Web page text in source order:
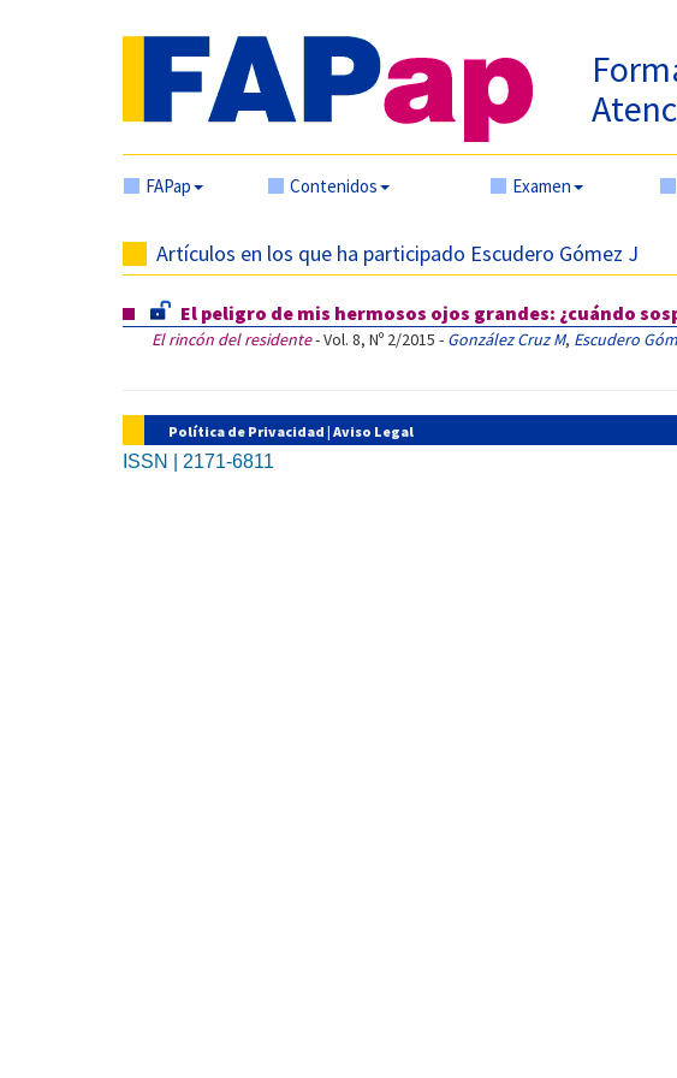
FAPap Contenidos Examen
Artículos en los que ha participado Escudero Gómez J
El peligro de mis hermosos ojos grandes: ¿cuándo
El rincón del residente- Vol. 8, Nº 2/2015 - González Cruz M, Escudero
Política de Privacidad | Aviso Legal
ISSN | 2171-6811